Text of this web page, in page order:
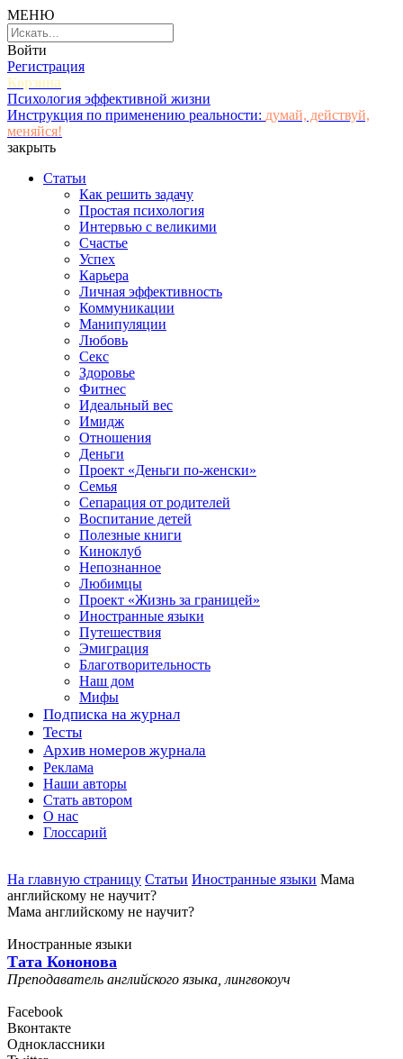
МЕНЮ
Войти
Регистрация
Корзина
Психология эффективной жизни
Инструкция по применению реальности: думай, действуй,
меняйся!
закрыть
Статьи
Как решить задачу
Простая психология
Интервью с великими
Счастье
Успех
Карьера
Личная эффективность
Коммуникации
Манипуляции
Любовь
Секс
Здоровье
Фитнес
Идеальный вес
Имидж
Отношения
Деньги
Проект «Деньги по-женски»
Семья
Сепарация от родителей
Воспитание детей
Полезные книги
Киноклуб
Непознанное
Любимцы
Проект «Жизнь за границей»
Иностранные языки
Путешествия
Эмиграция
Благотворительность
Наш дом
Мифы
Подписка на журнал
Тесты
Архив номеров журнала
Реклама
Наши авторы
Стать автором
О нас
Глоссарий
На главную страницу Статьи Иностранные языки Мама
английскому не научит?
Мама английскому не научит?
Иностранные языки
Тата Кононова
Преподаватель английского языка, лингвокоуч
Facebook
Вконтакте
Одноклассники